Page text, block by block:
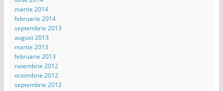
martie 2014
februarie 2014
septembrie 2013
august 2013
martie 2013
februarie 2013
noiembrie 2012
octombrie 2012
septembrie 2012